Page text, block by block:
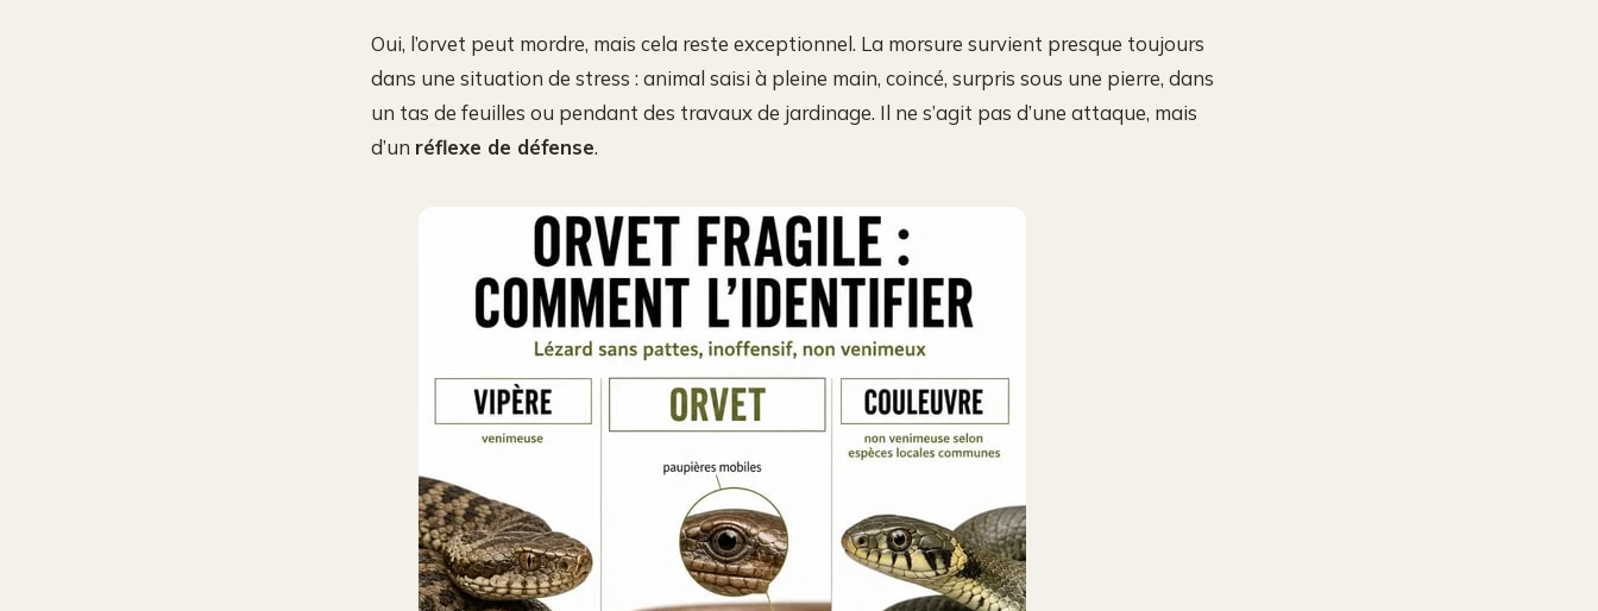
Oui, l’orvet peut mordre, mais cela reste exceptionnel. La morsure survient presque toujours
dans une situation de stress : animal saisi à pleine main, coincé, surpris sous une pierre, dans
un tas de feuilles ou pendant des travaux de jardinage. Il ne s’agit pas d’une attaque, mais
d’un réflexe de défense.